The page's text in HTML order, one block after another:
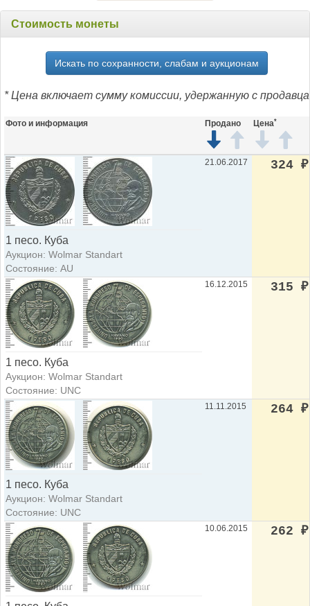
Стоимость монеты
Искать по сохранности, слабам и аукционам
* Цена включает сумму комиссии, удержанную с продавца
Фото и информация Продано Цена*
1 песо. Куба
Аукцион: Wolmar Standart
Состояние: AU
21.06.2017 324 ₽
1 песо. Куба
Аукцион: Wolmar Standart
Состояние: UNC
16.12.2015 315 ₽
1 песо. Куба
Аукцион: Wolmar Standart
Состояние: UNC
11.11.2015 264 ₽
10.06.2015 262 ₽